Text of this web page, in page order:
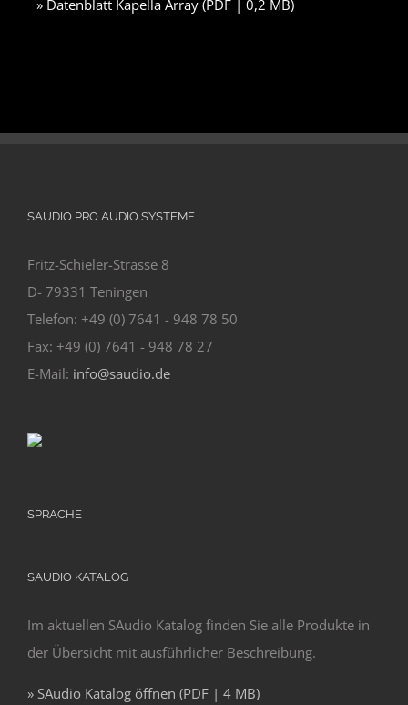
» Datenblatt Kapella Array (PDF | 0,2 MB)
SAUDIO PRO AUDIO SYSTEME
Fritz-Schieler-Strasse 8
D- 79331 Teningen
Telefon: +49 (0) 7641 - 948 78 50
Fax: +49 (0) 7641 - 948 78 27
E-Mail: info@saudio.de
SPRACHE
SAUDIO KATALOG
Im aktuellen SAudio Katalog finden Sie alle Produkte in
der Übersicht mit ausführlicher Beschreibung.
» SAudio Katalog öffnen (PDF | 4 MB)